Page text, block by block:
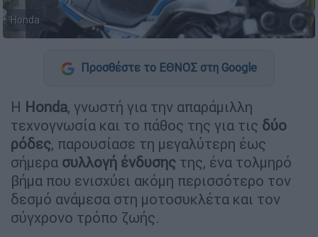
Honda
Προσθέστε το ΕΘΝΟΣ στη Google
Η Honda, γνωστή για την απαράμιλλη
τεχνογνωσία και το πάθος της για τις δύο
ρόδες, παρουσίασε τη μεγαλύτερη έως
σήμερα συλλογή ένδυσης της, ένα τολμηρό
βήμα που ενισχύει ακόμη περισσότερο τον
δεσμό ανάμεσα στη μοτοσυκλέτα και τον
σύγχρονο τρόπο ζωής.